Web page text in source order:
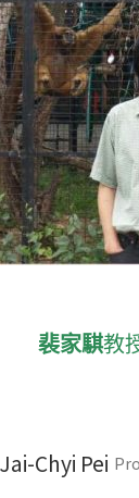
裴家騏教
Jai-Chyi Pei